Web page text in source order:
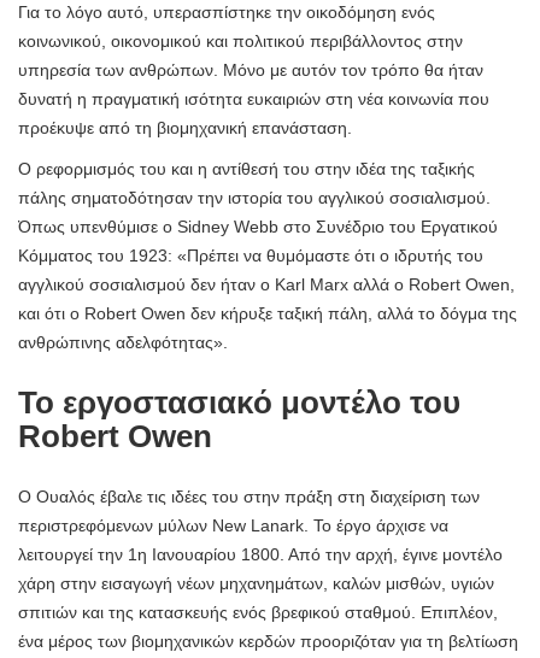
Για το λόγο αυτό, υπερασπίστηκε την οικοδόμηση ενός
κοινωνικού, οικονομικού και πολιτικού περιβάλλοντος στην
υπηρεσία των ανθρώπων. Μόνο με αυτόν τον τρόπο θα ήταν
δυνατή η πραγματική ισότητα ευκαιριών στη νέα κοινωνία που
προέκυψε από τη βιομηχανική επανάσταση.
Ο ρεφορμισμός του και η αντίθεσή του στην ιδέα της ταξικής
πάλης σηματοδότησαν την ιστορία του αγγλικού σοσιαλισμού.
Όπως υπενθύμισε ο Sidney Webb στο Συνέδριο του Εργατικού
Κόμματος του 1923: «Πρέπει να θυμόμαστε ότι ο ιδρυτής του
αγγλικού σοσιαλισμού δεν ήταν ο Karl Marx αλλά ο Robert Owen,
και ότι ο Robert Owen δεν κήρυξε ταξική πάλη, αλλά το δόγμα της
ανθρώπινης αδελφότητας».
Το εργοστασιακό μοντέλο του
Robert Owen
Ο Ουαλός έβαλε τις ιδέες του στην πράξη στη διαχείριση των
περιστρεφόμενων μύλων New Lanark. Το έργο άρχισε να
λειτουργεί την 1η Ιανουαρίου 1800. Από την αρχή, έγινε μοντέλο
χάρη στην εισαγωγή νέων μηχανημάτων, καλών μισθών, υγιών
σπιτιών και της κατασκευής ενός βρεφικού σταθμού. Επιπλέον,
ένα μέρος των βιομηχανικών κερδών προοριζόταν για τη βελτίωση